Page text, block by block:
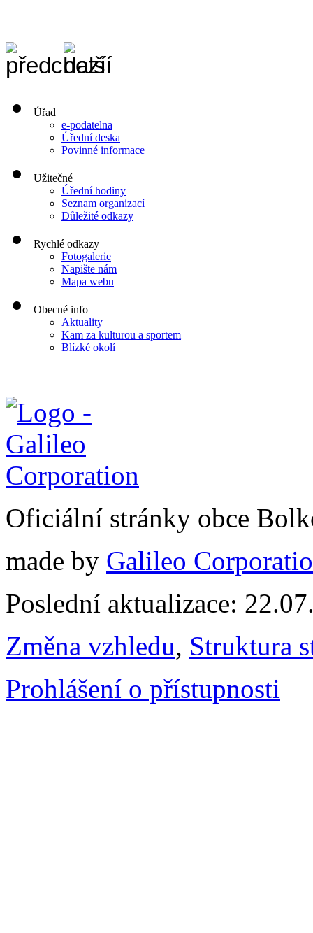
Úřad
e-podatelna
Úřední deska
Povinné informace
Užitečné
Úřední hodiny
Seznam organizací
Důležité odkazy
Rychlé odkazy
Fotogalerie
Napište nám
Mapa webu
Obecné info
Aktuality
Kam za kulturou a sportem
Blízké okolí
Oficiální stránky obce
made by Galileo
Poslední aktualizace:
Změna vzhledu, Struktura
Prohlášení o přístupnosti